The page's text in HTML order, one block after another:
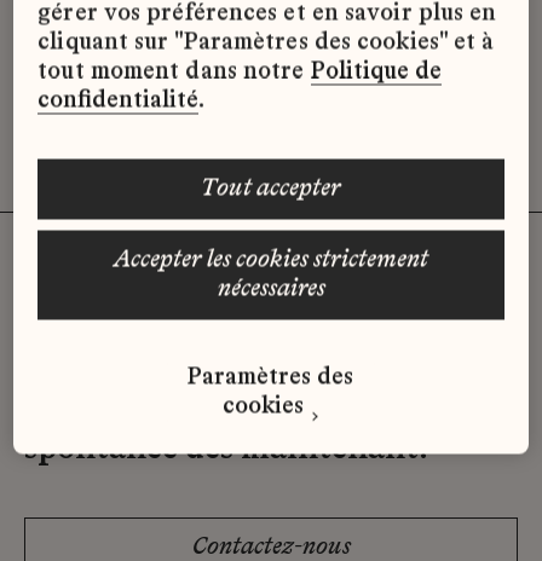
Désolé, il semble qu’il n’y ait pas
d’offres d’emploi disponibles pour le
moment.
Vous n'avez pas trouvé d'offre
qui correspond à votre profil ?
Envoyez-nous votre candidature
spontanée dès maintenant.
Contactez-nous
gérer vos préférences et en savoir plus en
cliquant sur "Paramètres des cookies" et à
tout moment dans notre Politique de
confidentialité.
accepter les cookies strictement
nécessaires
tout accepter
Paramètres des
cookies